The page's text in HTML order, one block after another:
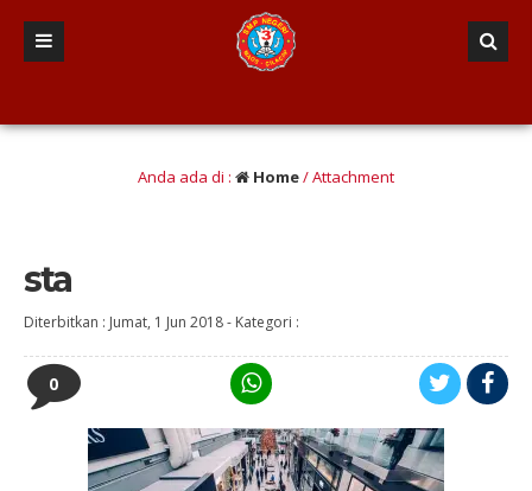
Anda ada di : Home/ Attachment
sta
Diterbitkan : Jumat, 1 Jun 2018- Kategori :
0